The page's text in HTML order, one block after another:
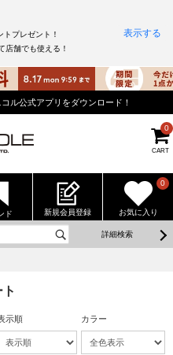
ル公式アプリをダウンロード！
CART
0
ド 新規会員登録 お気に入り
0
詳細検索
示順 カラー
プレゼント！
店舗でも使える！
表示する